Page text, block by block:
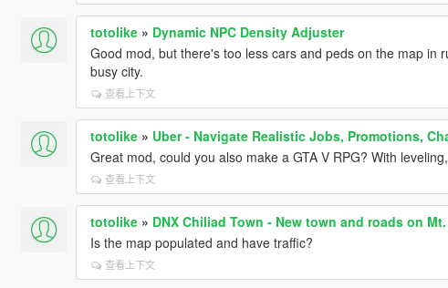
totolike» Dynamic NPC Density Adjuster
Good mod, but there's too less cars and peds on the map in
busy city.
查看上下文
totolike» Uber - Navigate Realistic Jobs, Promotions,
Great mod, could you also make a GTA V RPG? With
查看上下文
totolike» DNX Chiliad Town - New town and roads on
Is the map populated and have traffic?
查看上下文